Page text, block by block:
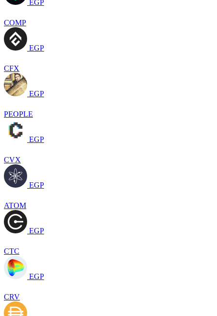
EGP
COMP
EGP
CFX
EGP
PEOPLE
EGP
CVX
EGP
ATOM
EGP
CTC
EGP
CRV